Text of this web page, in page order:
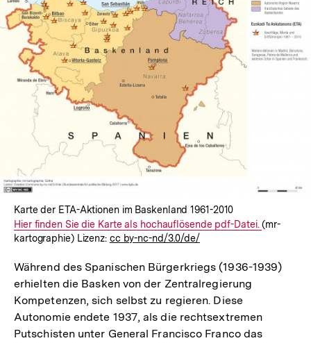
Karte der ETA-Aktionen im Baskenland 1961-2010
Interner
Link:
Hier finden Sie die Karte als hochauflösende pdf-Datei.(mr-
kartographie) Lizenz: cc by-nc-nd/3.0/de/
Während des Spanischen Bürgerkriegs (1936-1939)
erhielten die Basken von der Zentralregierung
Kompetenzen, sich selbst zu regieren. Diese
Autonomie endete 1937, als die rechtsextremen
Putschisten unter General Francisco Franco das